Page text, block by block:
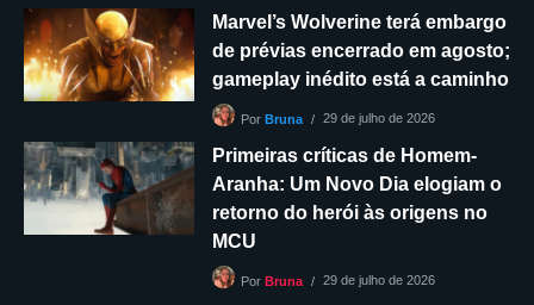
Marvel’s Wolverine terá embargo
de prévias encerrado em agosto;
gameplay inédito está a caminho
PorBruna 29 de julho de 2026
Primeiras críticas de Homem-
Aranha: Um Novo Dia elogiam o
retorno do herói às origens no
MCU
PorBruna 29 de julho de 2026